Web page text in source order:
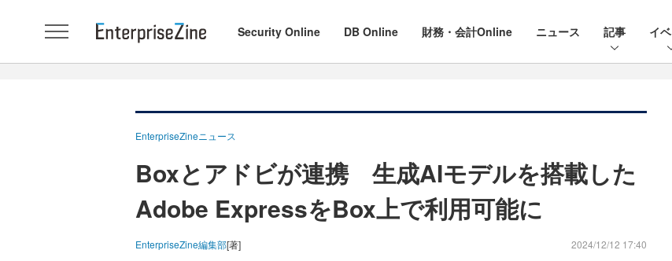
Security Online DB Online 財務・会計Online ニュース 記事 イ
EnterpriseZineニュース
Boxとアドビが連携 生成AIモデルを搭載した
Adobe ExpressをBox上で利用可能に
EnterpriseZine編集部[著] 2024/12/12 17:40